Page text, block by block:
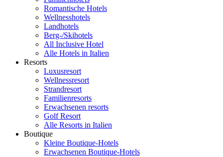
Romantische Hotels
Wellnesshotels
Landhotels
Berg-/Skihotels
All Inclusive Hotel
Alle Hotels in Italien
Resorts
Luxusresort
Wellnessresort
Strandresort
Familienresorts
Erwachsenen resorts
Golf Resort
Alle Resorts in Italien
Boutique
Kleine Boutique-Hotels
Erwachsenen Boutique-Hotels